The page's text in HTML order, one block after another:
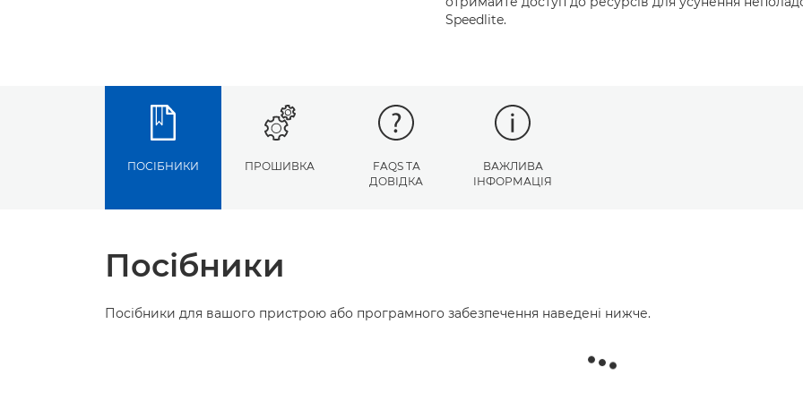
Speedlite.
ПОСІБНИКИ ПРОШИВКА
FAQS ТА
ДОВІДКА
ВАЖЛИВА
ІНФОРМАЦІЯ
Посібники
Посібники для вашого пристрою або програмного забезпечення наведені нижче.